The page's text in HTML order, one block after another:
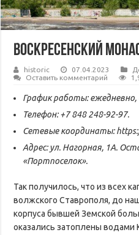
Воскресенский
historic 07.04.2023
Оставить комментарий
График работы: ежедневно,
Телефон: +7 848 248-92-97.
Сетевые координаты:
Адрес: ул. Нагорная, 1А.
«Портпоселок».
Так получилось, что из всех
волжского Ставрополя, до
корпуса бывшей Земской
оказались затоплены водами